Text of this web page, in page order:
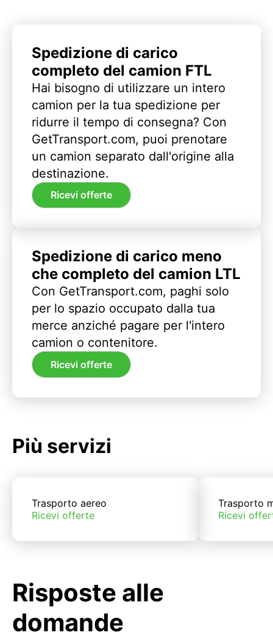
Spedizione di carico
completo del camion FTL
Hai bisogno di utilizzare un intero
camion per la tua spedizione per
ridurre il tempo di consegna? Con
GetTransport.com, puoi prenotare
un camion separato dall'origine alla
destinazione.
Ricevi offerte
Spedizione di carico meno
che completo del camion LTL
Con GetTransport.com, paghi solo
per lo spazio occupato dalla tua
merce anziché pagare per l'intero
camion o contenitore.
Ricevi offerte
Più servizi
Trasporto aereo
Ricevi offerte
Trasporto
Ricevi
Risposte alle
domande